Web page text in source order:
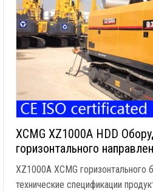
XCMG XZ1000A HDD
горизонтального
XZ1000A XCMG горизонтального
технические спецификации